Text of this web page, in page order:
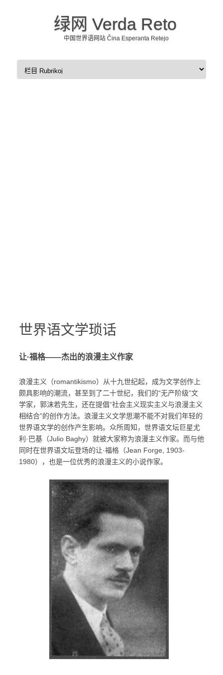
绿网 Verda Reto
中国世界语网站 Ĉina Esperanta Retejo
Skip to content
世界语文学琐话
让·福格——杰出的浪漫主义作家
浪漫主义（romantikismo）从十九世纪起，成为文学创作上
颇具影响的潮流，甚至到了二十世纪，我们的“无产阶级”文
学家，郭沫若先生，还在提倡“社会主义现实主义与浪漫主义
相结合”的创作方法。浪漫主义文学思潮不能不对我们年轻的
世界语文学的创作产生影响。众所周知，世界语文坛巨星尤
利·巴基（Julio Baghy）就被大家称为浪漫主义作家。而与他
同时在世界语文坛登场的让·福格（Jean Forge, 1903-
1980），也是一位优秀的浪漫主义的小说作家。